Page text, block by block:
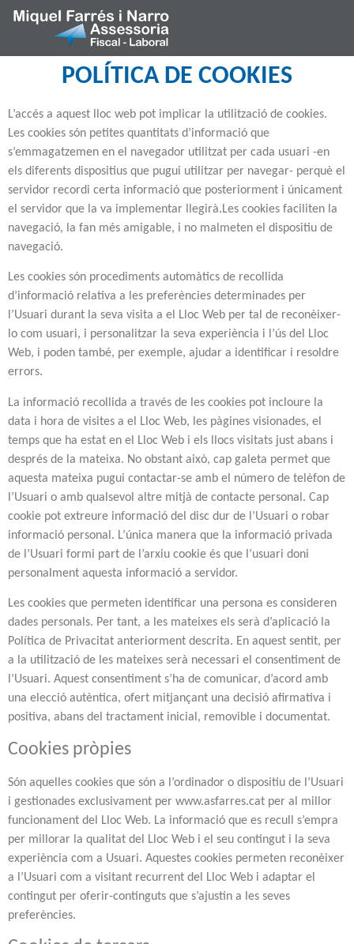
POLÍTICA DE COOKIES
L’accés a aquest lloc web pot implicar la utilització de cookies.
Les cookies són petites quantitats d’informació que
s’emmagatzemen en el navegador utilitzat per cada usuari -en
els diferents dispositius que pugui utilitzar per navegar- perquè el
servidor recordi certa informació que posteriorment i únicament
el servidor que la va implementar llegirà.Les cookies faciliten la
navegació, la fan més amigable, i no malmeten el dispositiu de
navegació.
Les cookies són procediments automàtics de recollida
d’informació relativa a les preferències determinades per
l’Usuari durant la seva visita a el Lloc Web per tal de reconèixer-
lo com usuari, i personalitzar la seva experiència i l’ús del Lloc
Web, i poden també, per exemple, ajudar a identificar i resoldre
errors.
La informació recollida a través de les cookies pot incloure la
data i hora de visites a el Lloc Web, les pàgines visionades, el
temps que ha estat en el Lloc Web i els llocs visitats just abans i
després de la mateixa. No obstant això, cap galeta permet que
aquesta mateixa pugui contactar-se amb el número de telèfon de
l’Usuari o amb qualsevol altre mitjà de contacte personal. Cap
cookie pot extreure informació del disc dur de l’Usuari o robar
informació personal. L’única manera que la informació privada
de l’Usuari formi part de l’arxiu cookie és que l’usuari doni
personalment aquesta informació a servidor.
Les cookies que permeten identificar una persona es consideren
dades personals. Per tant, a les mateixes els serà d’aplicació la
Política de Privacitat anteriorment descrita. En aquest sentit, per
a la utilització de les mateixes serà necessari el consentiment de
l’Usuari. Aquest consentiment s’ha de comunicar, d’acord amb
una elecció autèntica, ofert mitjançant una decisió afirmativa i
positiva, abans del tractament inicial, removible i documentat.
Cookies pròpies
Són aquelles cookies que són a l’ordinador o dispositiu de l’Usuari
i gestionades exclusivament per www.asfarres.cat per al millor
funcionament del Lloc Web. La informació que es recull s’empra
per millorar la qualitat del Lloc Web i el seu contingut i la seva
experiència com a Usuari. Aquestes cookies permeten reconèixer
a l’Usuari com a visitant recurrent del Lloc Web i adaptar el
contingut per oferir-continguts que s’ajustin a les seves
preferències.